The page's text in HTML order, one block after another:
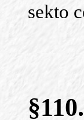
sekto
§110.